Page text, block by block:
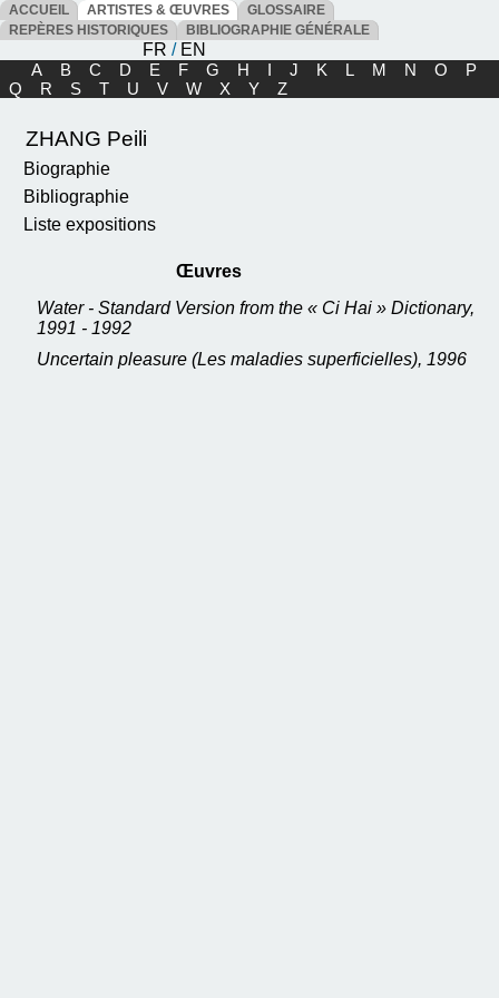
ACCUEIL ARTISTES & ŒUVRES
GLOSSAIRE
REPÈRES HISTORIQUES
BIBLIOGRAPHIE GÉNÉRALE
FR / EN
A
B C D E F G H I J K L M N O
P
Q
R S T U V W X Y Z